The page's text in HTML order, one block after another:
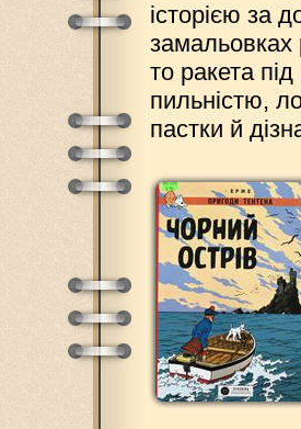
історією за
замальовках
то ракета
пильністю,
пастки й